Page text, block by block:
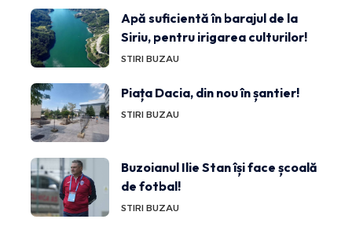
Apă suficientă în barajul de la
Siriu, pentru irigarea culturilor!
STIRI BUZAU
Piața Dacia, din nou în șantier!
STIRI BUZAU
Buzoianul Ilie Stan își face școală
de fotbal!
STIRI BUZAU